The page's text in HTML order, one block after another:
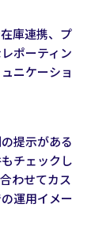
庫連携、プ
ポーティン
ニケーショ
提示がある
チェックし
わせてカス
運用イメー